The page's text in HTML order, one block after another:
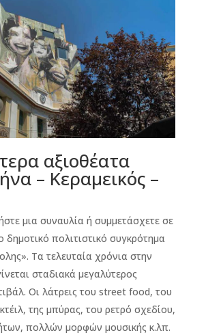
αξιοθέατα
– Κεραμεικός –
μια συναυλία ή συμμετάσχετε σε
δημοτικό πολιτιστικό συγκρότημα
Τα τελευταία χρόνια στην
σταδιακά μεγαλύτερος
Οι λάτρεις του street food, του
της μπύρας, του ρετρό σχεδίου,
πολλών μορφών μουσικής κ.λπ.